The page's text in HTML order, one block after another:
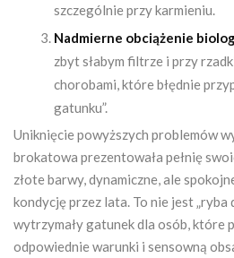
szczególnie przy karmieniu.
Nadmierne obciążenie
zbyt słabym filtrze i przy
chorobami, które błędnie
gatunku”.
Uniknięcie powyższych problemów
brokatowa prezentowała pełnię
złote barwy, dynamiczne, ale
kondycję przez lata. To nie jest „ryba
wytrzymały gatunek dla osób, które
odpowiednie warunki i sensowną